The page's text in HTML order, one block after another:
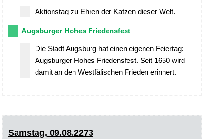
Aktionstag zu Ehren der Katzen dieser Welt.
Augsburger Hohes Friedensfest
Die Stadt Augsburg hat einen eigenen Feiertag:
Augsburger Hohes Friedensfest. Seit 1650 wird
damit an den Westfälischen Frieden erinnert.
Samstag, 09.08.2273